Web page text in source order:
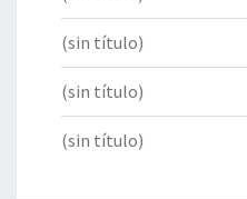
(sin título)
(sin título)
(sin título)